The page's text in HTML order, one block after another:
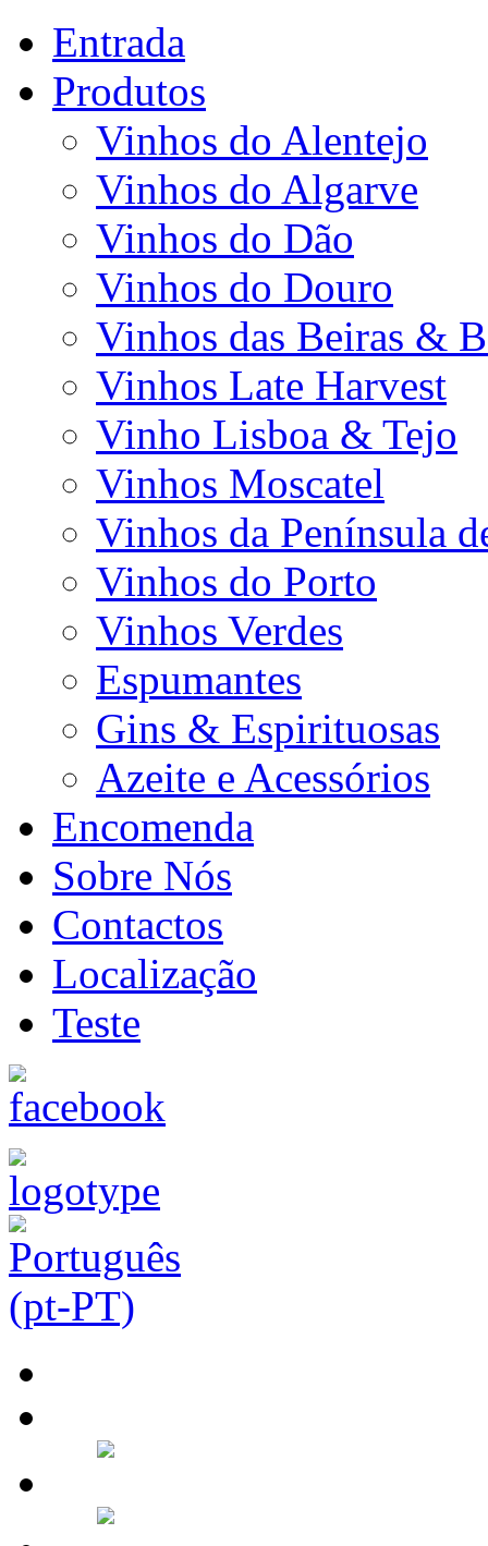
Entrada
Produtos
Vinhos do Alentejo
Vinhos do Algarve
Vinhos do Dão
Vinhos do Douro
Vinhos das Beiras &
Vinhos Late Harvest
Vinho Lisboa & Tejo
Vinhos Moscatel
Vinhos da Península
Vinhos do Porto
Vinhos Verdes
Espumantes
Gins & Espirituosas
Azeite e Acessórios
Encomenda
Sobre Nós
Contactos
Localização
Teste